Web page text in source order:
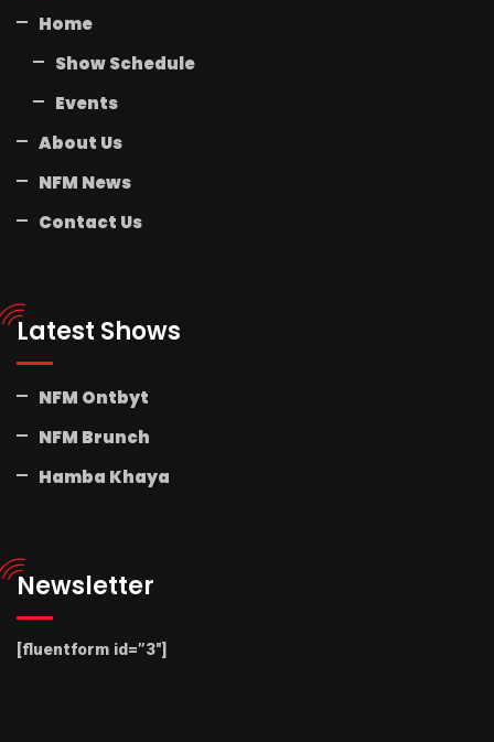
Home
Show Schedule
Events
About Us
NFM News
Contact Us
Latest Shows
NFM Ontbyt
NFM Brunch
Hamba Khaya
Newsletter
[fluentform id=”3″]